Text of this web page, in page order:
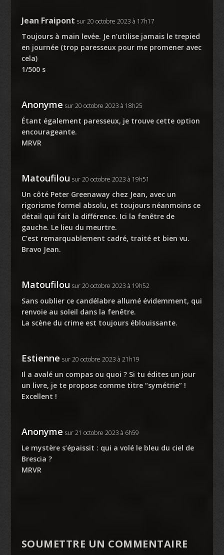
Jean Fraipont sur 20 octobre 2023 à 17h17
Toujours à main levée. Je n’utilise jamais le trepied
en journée (trop paresseux pour me promener avec
cela)
1/500 s
Anonyme sur 20 octobre 2023 à 18h25
Étant également paresseux, je trouve cette option
encourageante.
MRVR
Matoufilou sur 20 octobre 2023 à 19h51
Un côté Peter Greenaway chez Jean, avec un
rigorisme formel absolu, et toujours néanmoins ce
détail qui fait la différence. Ici la fenêtre de
gauche. Le lieu du meurtre.
C’est remarquablement cadré, traité et bien vu.
Bravo Jean.
Matoufilou sur 20 octobre 2023 à 19h52
Sans oublier ce candélabre allumé évidemment, qui
renvoie au soleil dans la fenêtre.
La scène du crime est toujours éblouissante.
Estienne sur 20 octobre 2023 à 21h19
Il a avalé un compas ou quoi ? Si tu édites un jour
un livre, je te propose comme titre “symétrie” !
Excellent !
Anonyme sur 21 octobre 2023 à 6h59
Le mystère s’épaissit : qui a volé le bleu du ciel de
Brescia ?
MRVR
SOUMETTRE UN COMMENTAIRE